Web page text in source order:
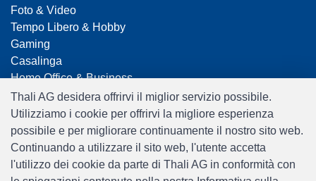
Foto & Video
Tempo Libero & Hobby
Gaming
Casalinga
Home Office & Business
Merchandising
Smart Home
Giocattoli
Travel
Thali AG desidera offrirvi il miglior servizio possibile.
Utilizziamo i cookie per offrirvi la migliore esperienza
possibile e per migliorare continuamente il nostro sito web.
Continuando a utilizzare il sito web, l'utente accetta
l'utilizzo dei cookie da parte di Thali AG in conformità con